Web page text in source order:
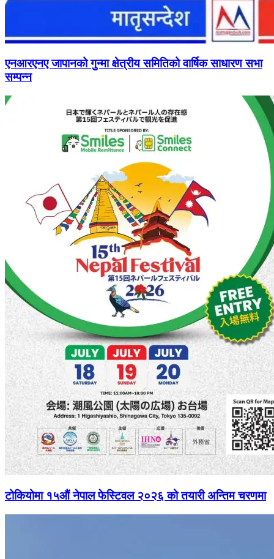
एनआरएनए जापानको गुन्मा क्षेत्रीय समितिको वार्षिक साधारण सभा
सम्पन्न
टोकियोमा १५औं नेपाल फेस्टिवल २०२६ को तयारी अन्तिम चरणमा